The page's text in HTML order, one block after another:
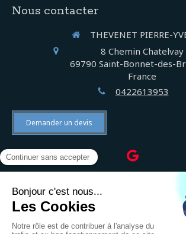
Nous contacter
THEVENET PIERRE-
8 Chemin Chatelvay
69790 Saint-Bonnet-des-
France
0422613953
Demander un devis
©2022 THEVENET PIERRE-YVES -